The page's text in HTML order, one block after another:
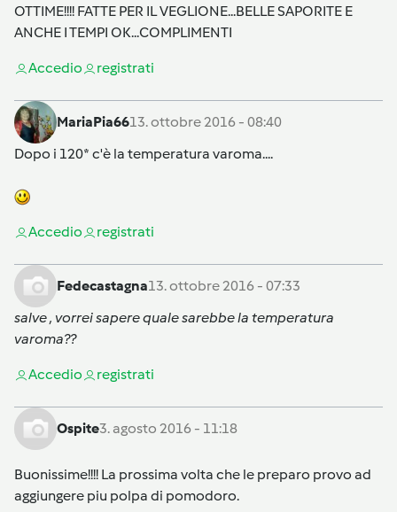
OTTIME!!!! FATTE PER IL VEGLIONE...BELLE SAPORITE E
ANCHE I TEMPI OK...COMPLIMENTI
Accedio registrati
MariaPia6613. ottobre 2016 - 08:40
Dopo i 120* c'è la temperatura varoma....
Accedio registrati
Fedecastagna13. ottobre 2016 - 07:33
salve , vorrei sapere quale sarebbe la temperatura
varoma??
Accedio registrati
Ospite3. agosto 2016 - 11:18
Buonissime!!!! La prossima volta che le preparo provo ad
aggiungere piu polpa di pomodoro.